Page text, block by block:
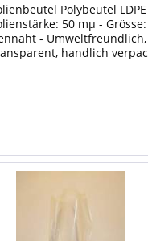
Polybeutel
50 mµ -
-
handlich